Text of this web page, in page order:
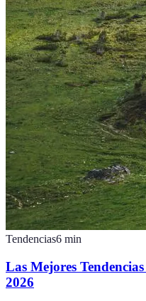
Tendencias6 min
Las Mejores
2026